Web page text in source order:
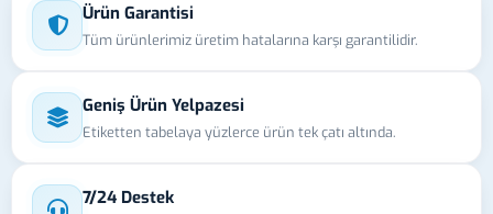
Ürün Garantisi
Tüm ürünlerimiz üretim hatalarına karşı garantilidir.
Geniş Ürün Yelpazesi
Etiketten tabelaya yüzlerce ürün tek çatı altında.
7/24 Destek